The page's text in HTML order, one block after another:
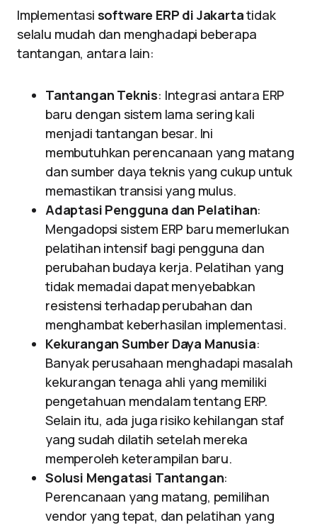
Implementasi software ERP di Jakartatidak
selalu mudah dan menghadapi beberapa
tantangan, antara lain:
Tantangan Teknis: Integrasi antara ERP
baru dengan sistem lama sering kali
menjadi tantangan besar. Ini
membutuhkan perencanaan yang matang
dan sumber daya teknis yang cukup untuk
memastikan transisi yang mulus.
Adaptasi Pengguna dan Pelatihan:
Mengadopsi sistem ERP baru memerlukan
pelatihan intensif bagi pengguna dan
perubahan budaya kerja. Pelatihan yang
tidak memadai dapat menyebabkan
resistensi terhadap perubahan dan
menghambat keberhasilan implementasi.
Kekurangan Sumber Daya Manusia:
Banyak perusahaan menghadapi masalah
kekurangan tenaga ahli yang memiliki
pengetahuan mendalam tentang ERP.
Selain itu, ada juga risiko kehilangan staf
yang sudah dilatih setelah mereka
memperoleh keterampilan baru.
Solusi Mengatasi Tantangan:
Perencanaan yang matang, pemilihan
vendor yang tepat, dan pelatihan yang